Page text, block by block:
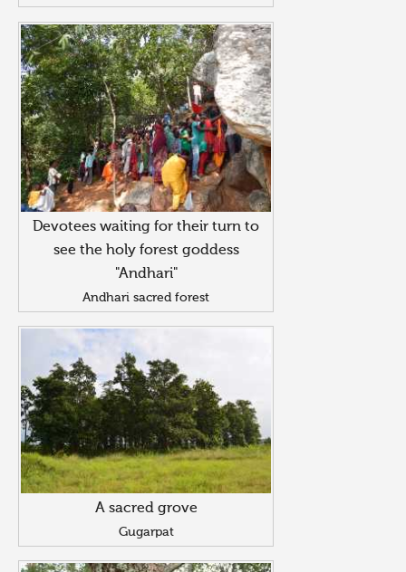
Devotees waiting for their turn to
see the holy forest goddess
"Andhari"
Andhari sacred forest
A sacred grove
Gugarpat